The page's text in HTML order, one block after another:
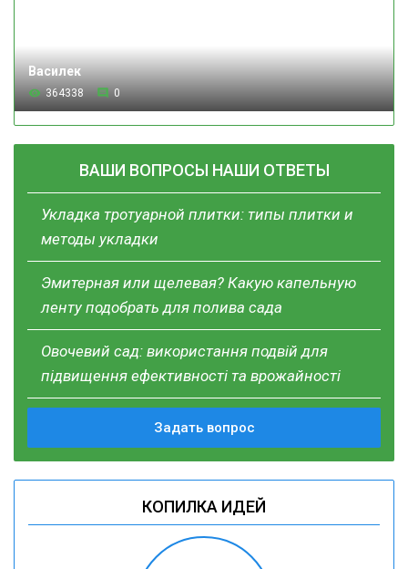
Василек
364338 0
ВАШИ ВОПРОСЫ НАШИ ОТВЕТЫ
Укладка тротуарной плитки: типы плитки и
методы укладки
Эмитерная или щелевая? Какую капельную
ленту подобрать для полива сада
Овочевий сад: використання подвій для
підвищення ефективності та врожайності
Задать вопрос
КОПИЛКА ИДЕЙ